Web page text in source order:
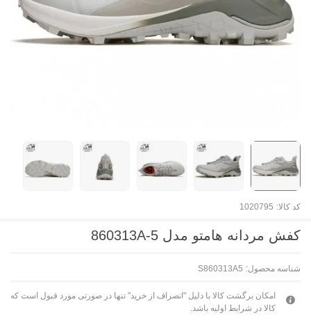
کد کالا: 1020795
کفش مردانه هامتو مدل 860313A-5
شناسه محصول: S860313A5
امکان برگشت کالا با دلیل "انصراف از خرید" تنها در صورتی مورد قبول است که
کالا در شرایط اولیه باشد.